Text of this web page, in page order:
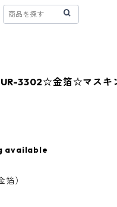
3302☆金箔☆マスキ
available
）